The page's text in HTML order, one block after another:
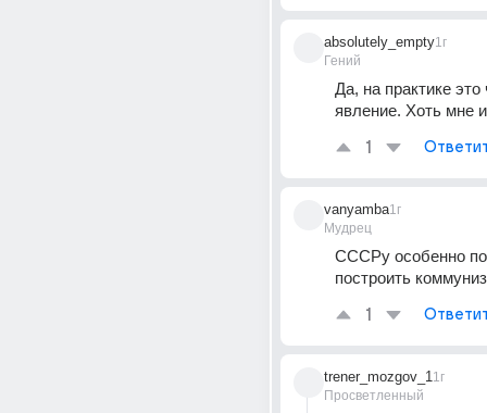
absolutely_empty
Гений
1г
Да, на практике это
явление. Хоть мне
1
vanyamba
Мудрец
1г
СССРу особенно
построить
1
trener_mozgov_1
Просветленный
1г